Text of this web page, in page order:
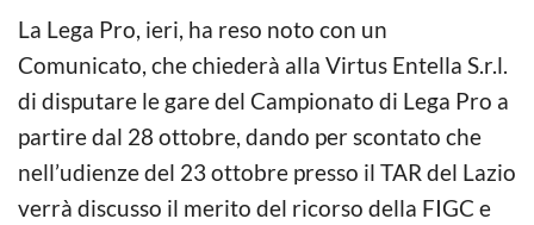
La Lega Pro, ieri, ha reso noto con un
Comunicato, che chiederà alla Virtus Entella S.r.l.
di disputare le gare del Campionato di Lega Pro a
partire dal 28 ottobre, dando per scontato che
nell’udienze del 23 ottobre presso il TAR del Lazio
verrà discusso il merito del ricorso della FIGC e